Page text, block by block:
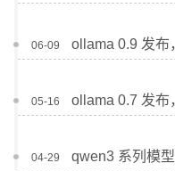
06-09 ollama 0.9 发布
05-16 ollama 0.7 发布
04-29 qwen3 系列模